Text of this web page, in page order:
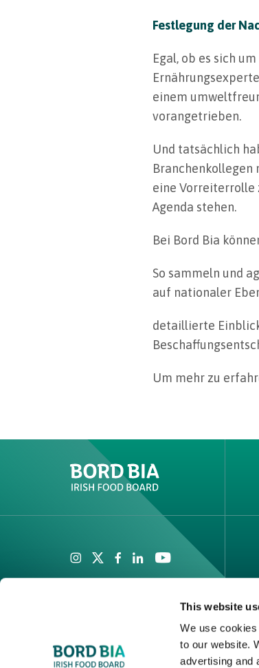
This website
We use
to our website.
advertising and
Festlegung der
Egal, ob es sich
einem
vorangetrieben.
Und tatsächlich
Branchenkollegen
eine Vorreiterrolle
Agenda stehen.
Bei Bord Bia
So sammeln und
auf nationaler
detaillierte
Um mehr zu
Create New List
Create